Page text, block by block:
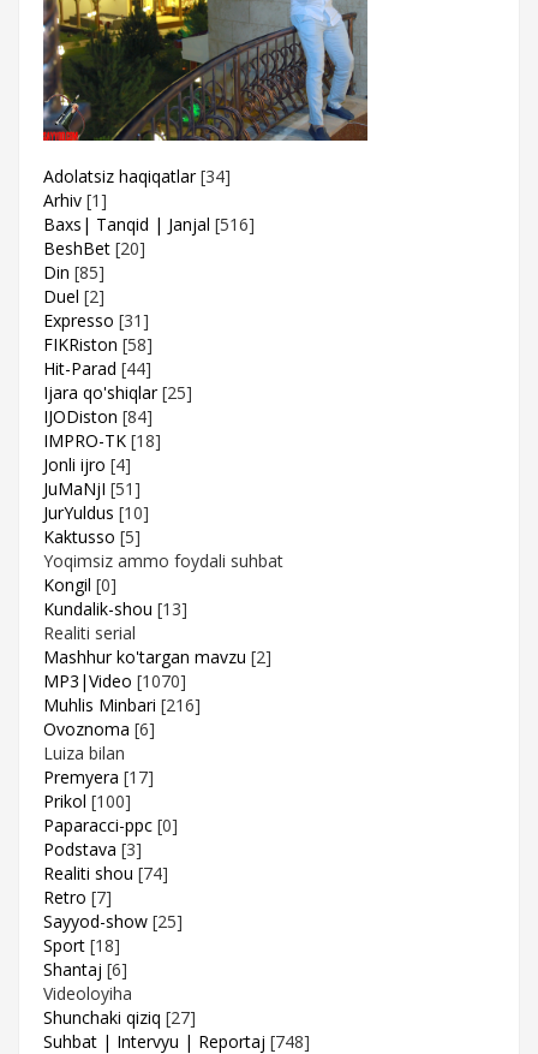
Adolatsiz haqiqatlar [34]
Arhiv [1]
Baxs| Tanqid | Janjal [516]
BeshBet [20]
Din [85]
Duel [2]
Expresso [31]
FIKRiston [58]
Hit-Parad [44]
Ijara qo'shiqlar [25]
IJODiston [84]
IMPRO-TK [18]
Jonli ijro [4]
JuMaNjI [51]
JurYuldus [10]
Kaktusso [5]
Yoqimsiz ammo foydali suhbat
Kongil [0]
Kundalik-shou [13]
Realiti serial
Mashhur ko'targan mavzu [2]
MP3|Video [1070]
Muhlis Minbari [216]
Ovoznoma [6]
Luiza bilan
Premyera [17]
Prikol [100]
Paparacci-ppc [0]
Podstava [3]
Realiti shou [74]
Retro [7]
Sayyod-show [25]
Sport [18]
Shantaj [6]
Videoloyiha
Shunchaki qiziq [27]
Suhbat | Intervyu | Reportaj [748]